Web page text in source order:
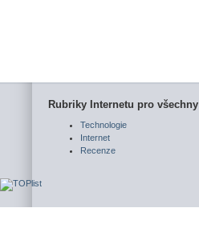
Rubriky Internetu pro všechny
Technologie
Internet
Recenze